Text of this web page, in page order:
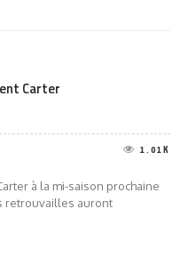
Carter
1.01K
à la mi-saison prochaine
retrouvailles auront